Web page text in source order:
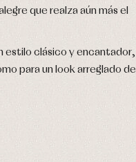
que realza aún más el
estilo clásico y encantador,
para un look arreglado de